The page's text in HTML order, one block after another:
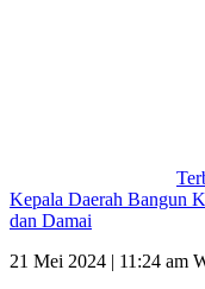
Kepala Daerah Bangun
dan Damai
21 Mei 2024 | 11:24 am